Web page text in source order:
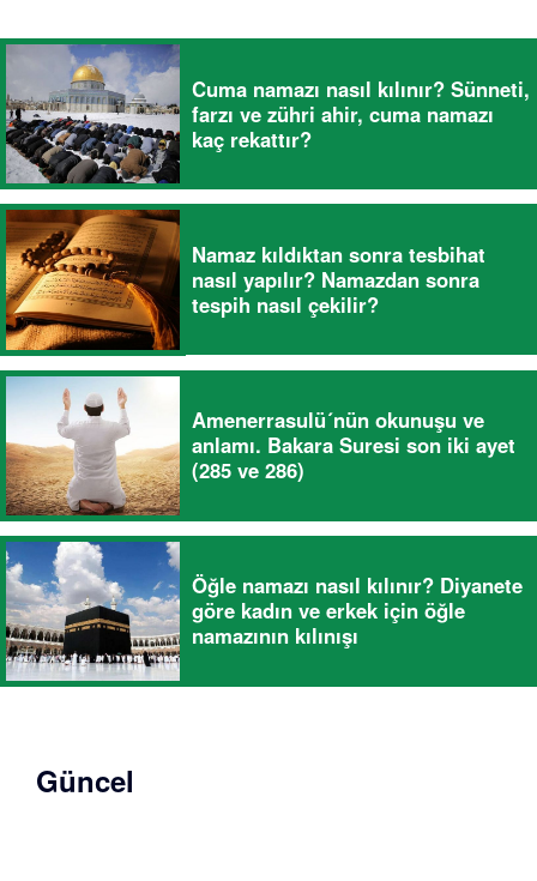
Cuma namazı nasıl kılınır? Sünneti,
farzı ve zühri ahir, cuma namazı
kaç rekattır?
Namaz kıldıktan sonra tesbihat
nasıl yapılır? Namazdan sonra
tespih nasıl çekilir?
Amenerrasulü´nün okunuşu ve
anlamı. Bakara Suresi son iki ayet
(285 ve 286)
Öğle namazı nasıl kılınır? Diyanete
göre kadın ve erkek için öğle
namazının kılınışı
Güncel